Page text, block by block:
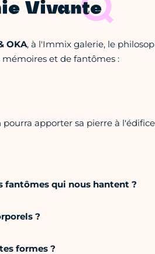
Vivante
OKA, à l'Immix galerie, le
et de fantômes :
apporter sa pierre à
fantômes qui nous hantent ?
?
formes ?